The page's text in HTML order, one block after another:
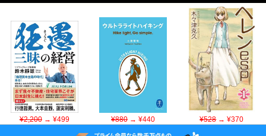
¥2,200→ ¥499 ¥880→ ¥440 ¥528→ ¥370